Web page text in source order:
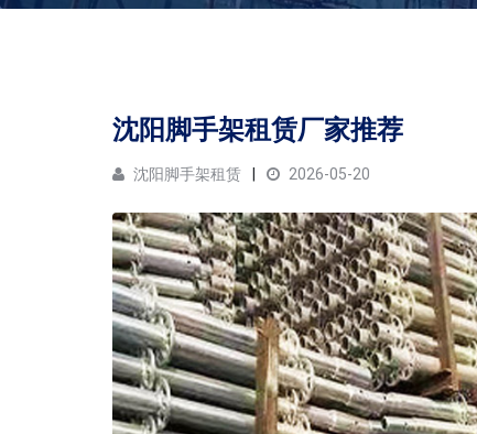
沈阳脚手架租赁厂家推荐
沈阳脚手架租赁 2026-05-20